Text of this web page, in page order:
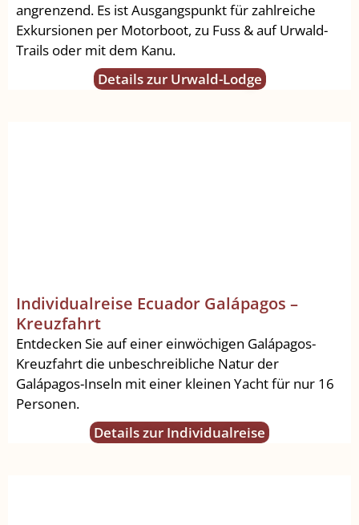
angrenzend. Es ist Ausgangspunkt für zahlreiche
Exkursionen per Motorboot, zu Fuss & auf Urwald-
Trails oder mit dem Kanu.
Details zur Urwald-Lodge
Individualreise Ecuador Galápagos –
Kreuzfahrt
Entdecken Sie auf einer einwöchigen Galápagos-
Kreuzfahrt die unbeschreibliche Natur der
Galápagos-Inseln mit einer kleinen Yacht für nur 16
Personen.
Details zur Individualreise